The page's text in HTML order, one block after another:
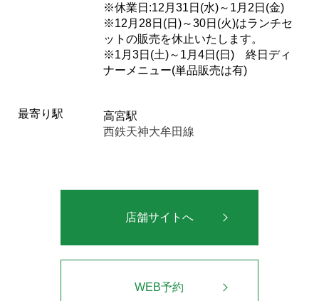
※休業日:12月31日(水)～1月2日(金)
※12月28日(日)～30日(火)はランチセ
ットの販売を休止いたします。
※1月3日(土)～1月4日(日) 終日ディ
ナーメニュー(単品販売は有)
最寄り駅
高宮駅
西鉄天神大牟田線
店舗サイトへ
WEB予約